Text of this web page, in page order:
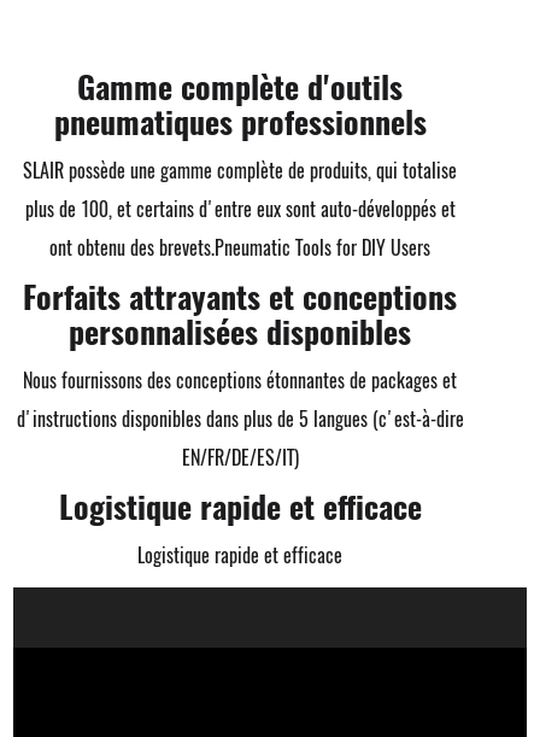
Gamme complète d'outils
pneumatiques professionnels
SLAIR possède une gamme complète de produits, qui totalise
plus de 100, et certains d'entre eux sont auto-développés et
ont obtenu des brevets.Pneumatic Tools for DIY Users
Forfaits attrayants et conceptions
personnalisées disponibles
Nous fournissons des conceptions étonnantes de packages et
d'instructions disponibles dans plus de 5 langues (c'est-à-dire
EN/FR/DE/ES/IT)
Logistique rapide et efficace
Logistique rapide et efficace